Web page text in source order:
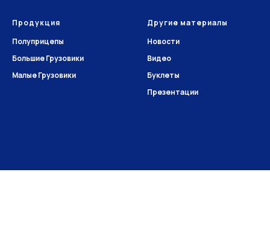
Продукция
Полуприцепы
Большие Грузовики
Малые Грузовики
Другие материалы
Новости
Видео
Буклеты
Презентации